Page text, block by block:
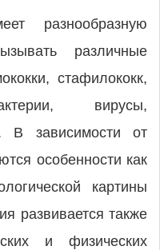
разнообразную
различные
стафилококк,
вирусы,
В зависимости от
особенности как
картины
развивается также
и физических